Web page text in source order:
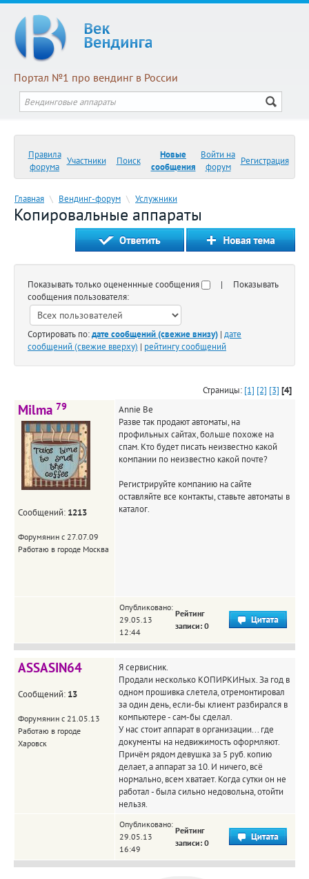
Портал №1 про вендинг в России
Правила
форума
Участники Поиск
Новые
сообщения
Войти на
форум
Регистрация
Главная \ Вендинг-форум \ Услужники
Копировальные аппараты
Показывать только оцененнные сообщения
| Показывать
сообщения пользователя:
Сортировать по:дате сообщений (свежие внизу) | дате
сообщений (свежие вверху) | рейтингу сообщений
Страницы: [1] [2] [3] [4]
Milma 79
Сообщений: 1213
Форумянин с 27.07.09
Работаю в городе Москва
Annie Be
Разве так продают автоматы, на
профильных сайтах, больше похоже на
спам. Кто будет писать неизвестно какой
компании по неизвестно какой почте?
Регистрируйте компанию на сайте
оставляйте все контакты, ставьте автоматы в
каталог.
Опубликовано:
29.05.13
12:44
Рейтинг
записи: 0
ASSASIN64
Сообщений: 13
Форумянин с 21.05.13
Работаю в городе
Харовск
Я сервисник.
Продали несколько КОПИРКИНых. За год в
одном прошивка слетела, отремонтировал
за один день, если-бы клиент разбирался в
компьютере - сам-бы сделал.
У нас стоит аппарат в организации... где
документы на недвижимость оформляют.
Причём рядом девушка за 5 руб. копию
делает, а аппарат за 10. И ничего, всё
нормально, всем хватает. Когда сутки он не
работал - была сильно недовольна, отойти
нельзя.
Опубликовано:
29.05.13
16:49
Рейтинг
записи: 0